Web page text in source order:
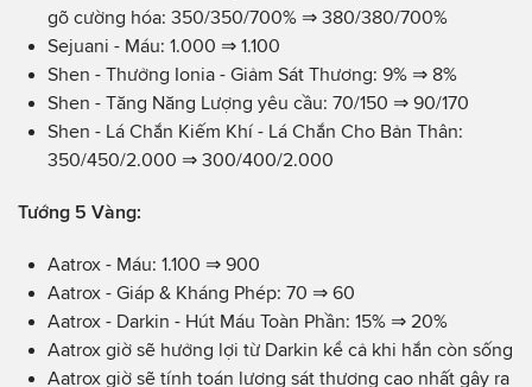
gõ cường hóa: 350/350/700% ⇒ 380/380/700%
Sejuani - Máu: 1.000 ⇒ 1.100
Shen - Thưởng Ionia - Giảm Sát Thương: 9% ⇒ 8%
Shen - Tăng Năng Lượng yêu cầu: 70/150 ⇒ 90/170
Shen - Lá Chắn Kiếm Khí - Lá Chắn Cho Bản Thân:
350/450/2.000 ⇒ 300/400/2.000
Tướng 5 Vàng:
Aatrox - Máu: 1.100 ⇒ 900
Aatrox - Giáp & Kháng Phép: 70 ⇒ 60
Aatrox - Darkin - Hút Máu Toàn Phần: 15% ⇒ 20%
Aatrox giờ sẽ hưởng lợi từ Darkin kể cả khi hắn còn sống
Aatrox giờ sẽ tính toán lượng sát thương cao nhất gây ra